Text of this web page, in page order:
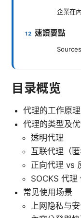
企業在
速讀要點
目录概览
代理的工作原理
代理的类型及
透明代理
互联代理（
正向代理 vs
SOCKS 代
常见使用场景
上网隐私与